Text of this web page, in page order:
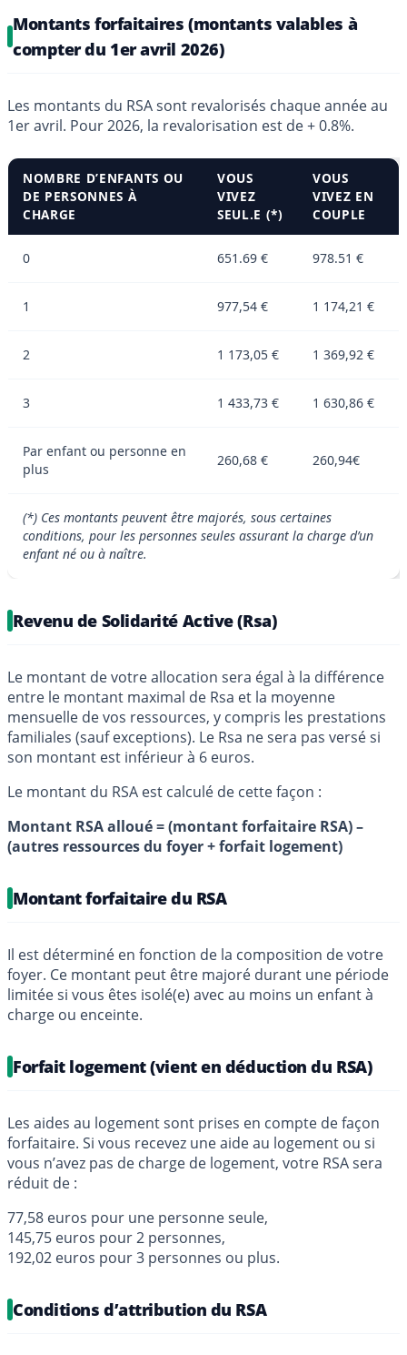
Montants forfaitaires (montants valables à
compter du 1er avril 2026)
Les montants du RSA sont revalorisés chaque année au
1er avril. Pour 2026, la revalorisation est de + 0.8%.
NOMBRE D’ENFANTS OU
DE PERSONNES À
CHARGE
VOUS
VIVEZ
SEUL.E (*)
VOUS
VIVEZ EN
COUPLE
0 651.69 € 978.51 €
1 977,54 € 1 174,21 €
2 1 173,05 € 1 369,92 €
3 1 433,73 € 1 630,86 €
Par enfant ou personne en
plus
260,68 € 260,94€
(*) Ces montants peuvent être majorés, sous certaines
conditions, pour les personnes seules assurant la charge d’un
enfant né ou à naître.
Revenu de Solidarité Active (Rsa)
Le montant de votre allocation sera égal à la différence
entre le montant maximal de Rsa et la moyenne
mensuelle de vos ressources, y compris les prestations
familiales (sauf exceptions). Le Rsa ne sera pas versé si
son montant est inférieur à 6 euros.
Le montant du RSA est calculé de cette façon :
Montant RSA alloué = (montant forfaitaire RSA) –
(autres ressources du foyer + forfait logement)
Montant forfaitaire du RSA
Il est déterminé en fonction de la composition de votre
foyer. Ce montant peut être majoré durant une période
limitée si vous êtes isolé(e) avec au moins un enfant à
charge ou enceinte.
Forfait logement (vient en déduction du RSA)
Les aides au logement sont prises en compte de façon
forfaitaire. Si vous recevez une aide au logement ou si
vous n’avez pas de charge de logement, votre RSA sera
réduit de :
77,58 euros pour une personne seule,
145,75 euros pour 2 personnes,
192,02 euros pour 3 personnes ou plus.
Conditions d’attribution du RSA